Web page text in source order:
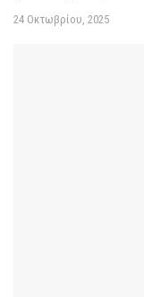
24 Οκτωβρίου, 2025